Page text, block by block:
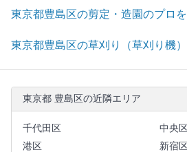
東京都豊島区の剪定・造園のプロ
東京都豊島区の草刈り（草刈り機
東京都 豊島区の近隣エリア
千代田区
中央区
港区
新宿区